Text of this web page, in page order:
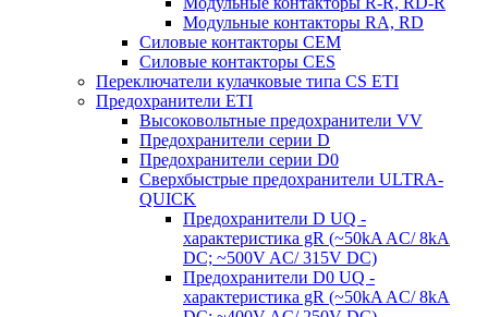
Модульные контакторы RA, RD
Силовые контакторы CEM
Силовые контакторы CES
Переключатели кулачковые типа CS ETI
Предохранители ETI
Высоковольтные предохранители VV
Предохранители серии D
Предохранители серии D0
Сверхбыстрые предохранители ULTRA-
QUICK
Предохранители D UQ -
характеристика gR (~50kA AC/ 8kA
DC; ~500V AC/ 315V DC)
Предохранители D0 UQ -
характеристика gR (~50kA AC/ 8kA